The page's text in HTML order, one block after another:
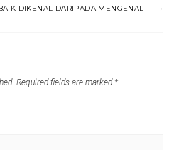
DIKENAL DARIPADA MENGENAL
Required fields are marked *